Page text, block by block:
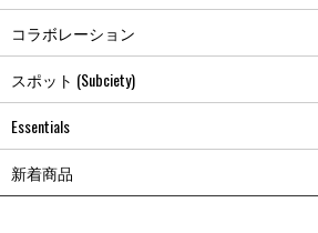
コラボレーション
スポット (Subciety)
Essentials
新着商品